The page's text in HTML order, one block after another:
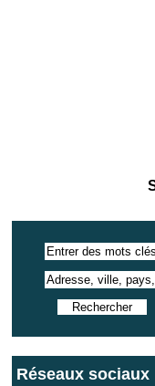
Réseaux sociaux